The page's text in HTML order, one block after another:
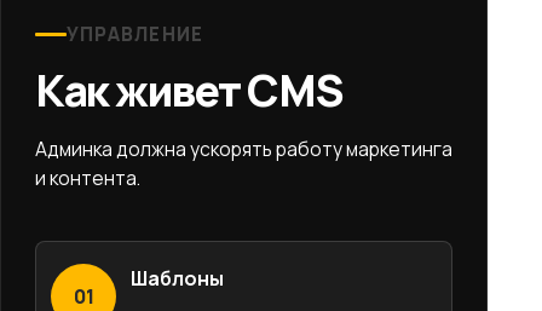
УПРАВЛЕНИЕ
Как живет CMS
Админка должна ускорять работу маркетинга
и контента.
01
Шаблоны